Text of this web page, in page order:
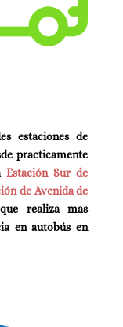
estaciones de
practicamente
Estación Sur de
de Avenida de
realiza mas
en autobús en